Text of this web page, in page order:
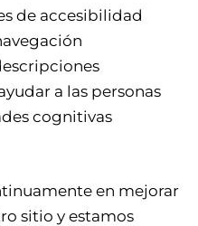
de accesibilidad
a las personas
cognitivas
en mejorar
sitio y estamos